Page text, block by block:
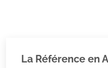
La Référence en